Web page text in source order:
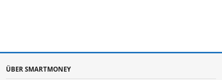
ÜBER SMARTMONEY